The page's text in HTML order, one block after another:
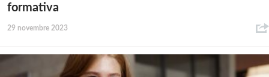
formativa
29 novembre 2023